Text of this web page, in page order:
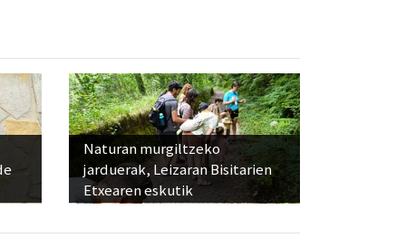
Naturan murgiltzeko
jarduerak, Leizaran Bisitarien
Etxearen eskutik